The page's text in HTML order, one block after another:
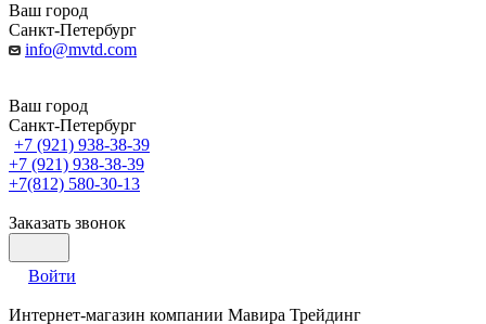
Ваш город
Санкт-Петербург
info@mvtd.com
Ваш город
Санкт-Петербург
+7 (921) 938-38-39
+7 (921) 938-38-39
+7(812) 580-30-13
Заказать звонок
Войти
Интернет-магазин компании Мавира Трейдинг